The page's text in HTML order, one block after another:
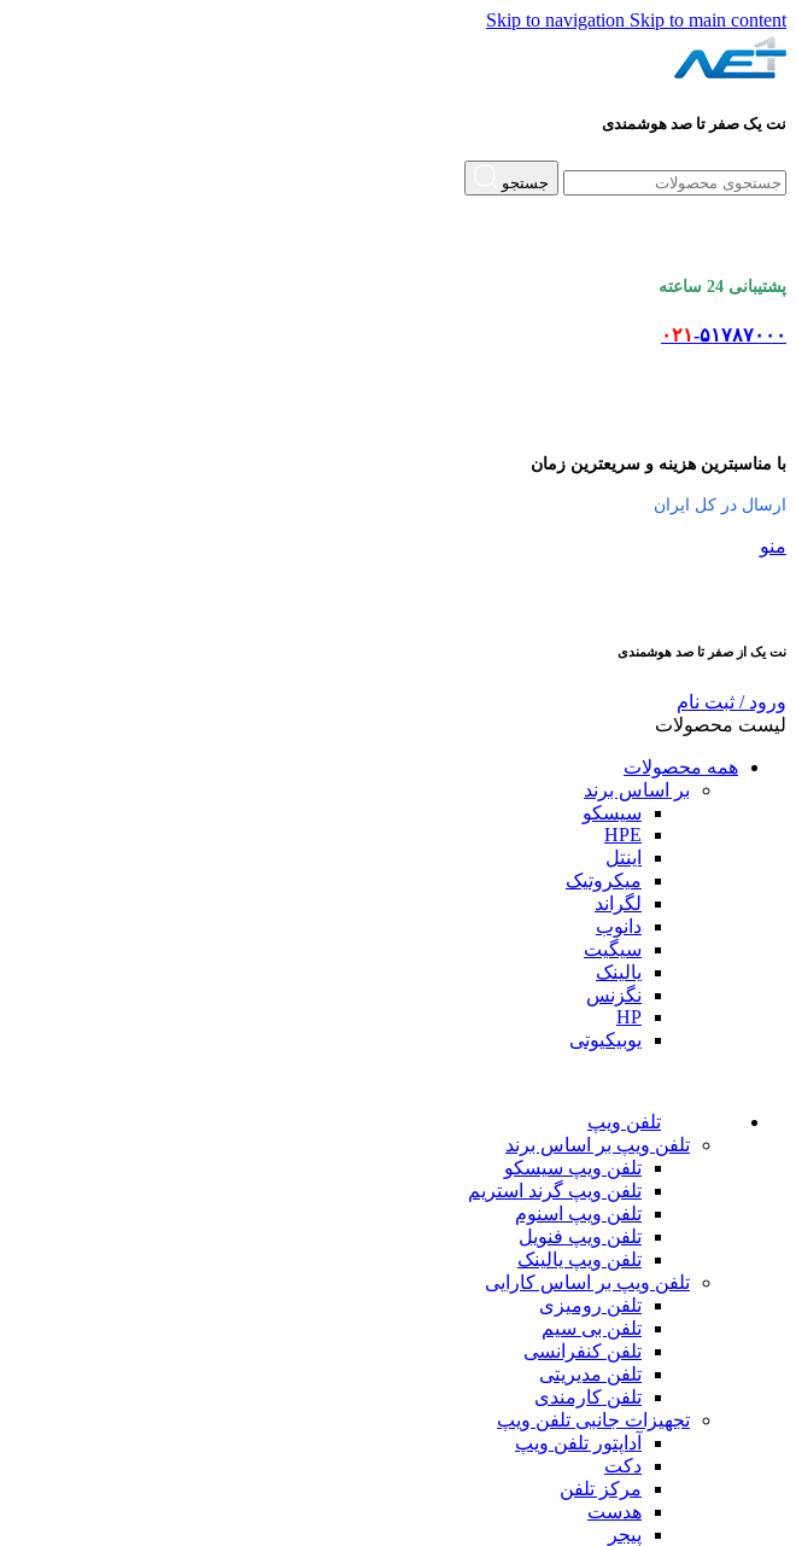
Skip to navigation Skip to main content
نت یک صفر تا صد هوشمندی
جستجو
پشتیبانی 24 ساعته
۰۲۱-۵۱۷۸۷۰۰۰
با مناسبترین هزینه و سریعترین زمان
ارسال در کل ایران
منو
نت یک از صفر تا صد هوشمندی
ورود / ثبت نام
لیست محصولات
همه محصولات
بر اساس برند
سیسکو
HPE
اینتل
میکروتیک
لگراند
دانوب
سیگیت
یالینک
نگزنس
HP
یوبیکیوتی
تلفن ویپ
تلفن ویپ بر اساس برند
تلفن ویپ سیسکو
تلفن ویپ گرند استریم
تلفن ویپ اسنوم
تلفن ویپ فنویل
تلفن ویپ یالینک
تلفن ویپ بر اساس کارایی
تلفن رومیزی
تلفن بی سیم
تلفن کنفرانسی
تلفن مدیریتی
تلفن کارمندی
تجهیزات جانبی تلفن ویپ
آداپتور تلفن ویپ
دکت
مرکز تلفن
هدست
پیجر